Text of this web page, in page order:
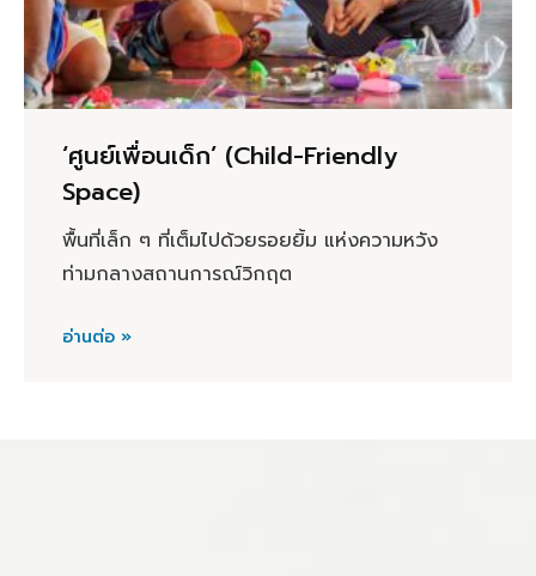
‘ศูนย์เพื่อนเด็ก’ (Child-Friendly
Space)
พื้นที่เล็ก ๆ ที่เต็มไปด้วยรอยยิ้ม แห่งความหวัง
ท่ามกลางสถานการณ์วิกฤต
อ่านต่อ »